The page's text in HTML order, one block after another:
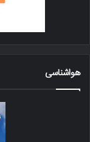
هواشناسی